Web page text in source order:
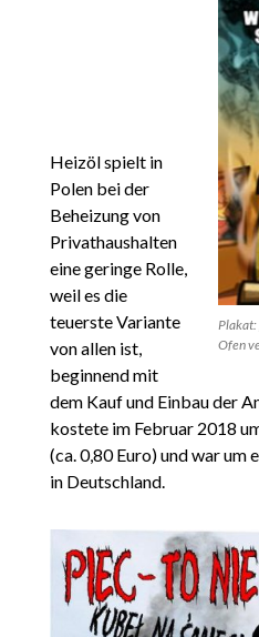
Plakat:
Ofen
Heizöl spielt in
Polen bei der
Beheizung von
Privathaushalten
eine geringe Rolle,
weil es die
teuerste Variante
von allen ist,
beginnend mit
dem Kauf und Einbau der
kostete im Februar 2018
(ca. 0,80 Euro) und war um
in Deutschland.